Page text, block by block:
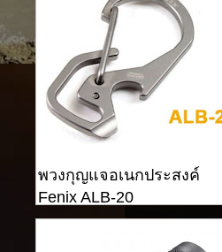
พวงกุญแจอเนกประสงค์
Fenix ​​ALB-20